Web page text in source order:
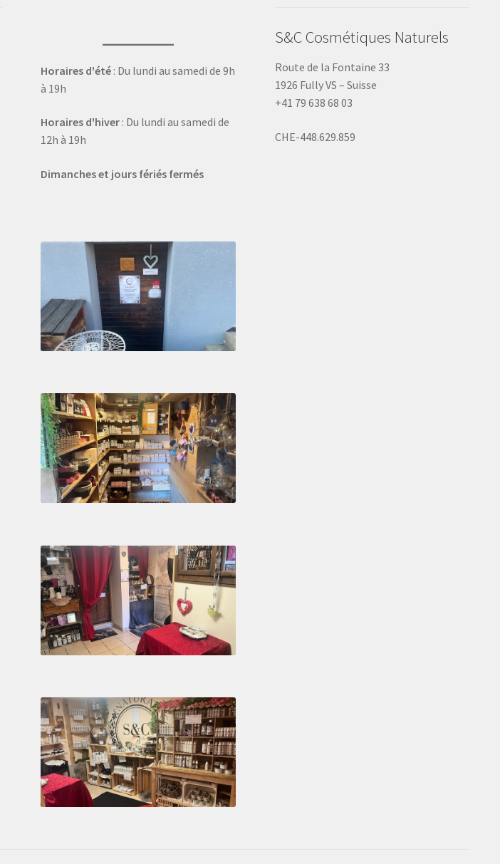
Horaires d'été : Du lundi au samedi de 9h
à 19h
Horaires d'hiver : Du lundi au samedi de
12h à 19h
Dimanches et jours fériés fermés
S&C Cosmétiques Naturels
Route de la Fontaine 33
1926 Fully VS – Suisse
+41 79 638 68 03
CHE-448.629.859